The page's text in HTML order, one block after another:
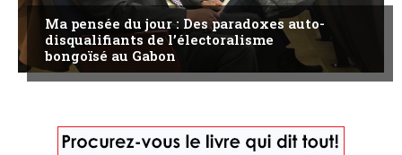
Ma pensée du jour : Des paradoxes auto-
disqualifiants de l’électoralisme
bongoïsé au Gabon